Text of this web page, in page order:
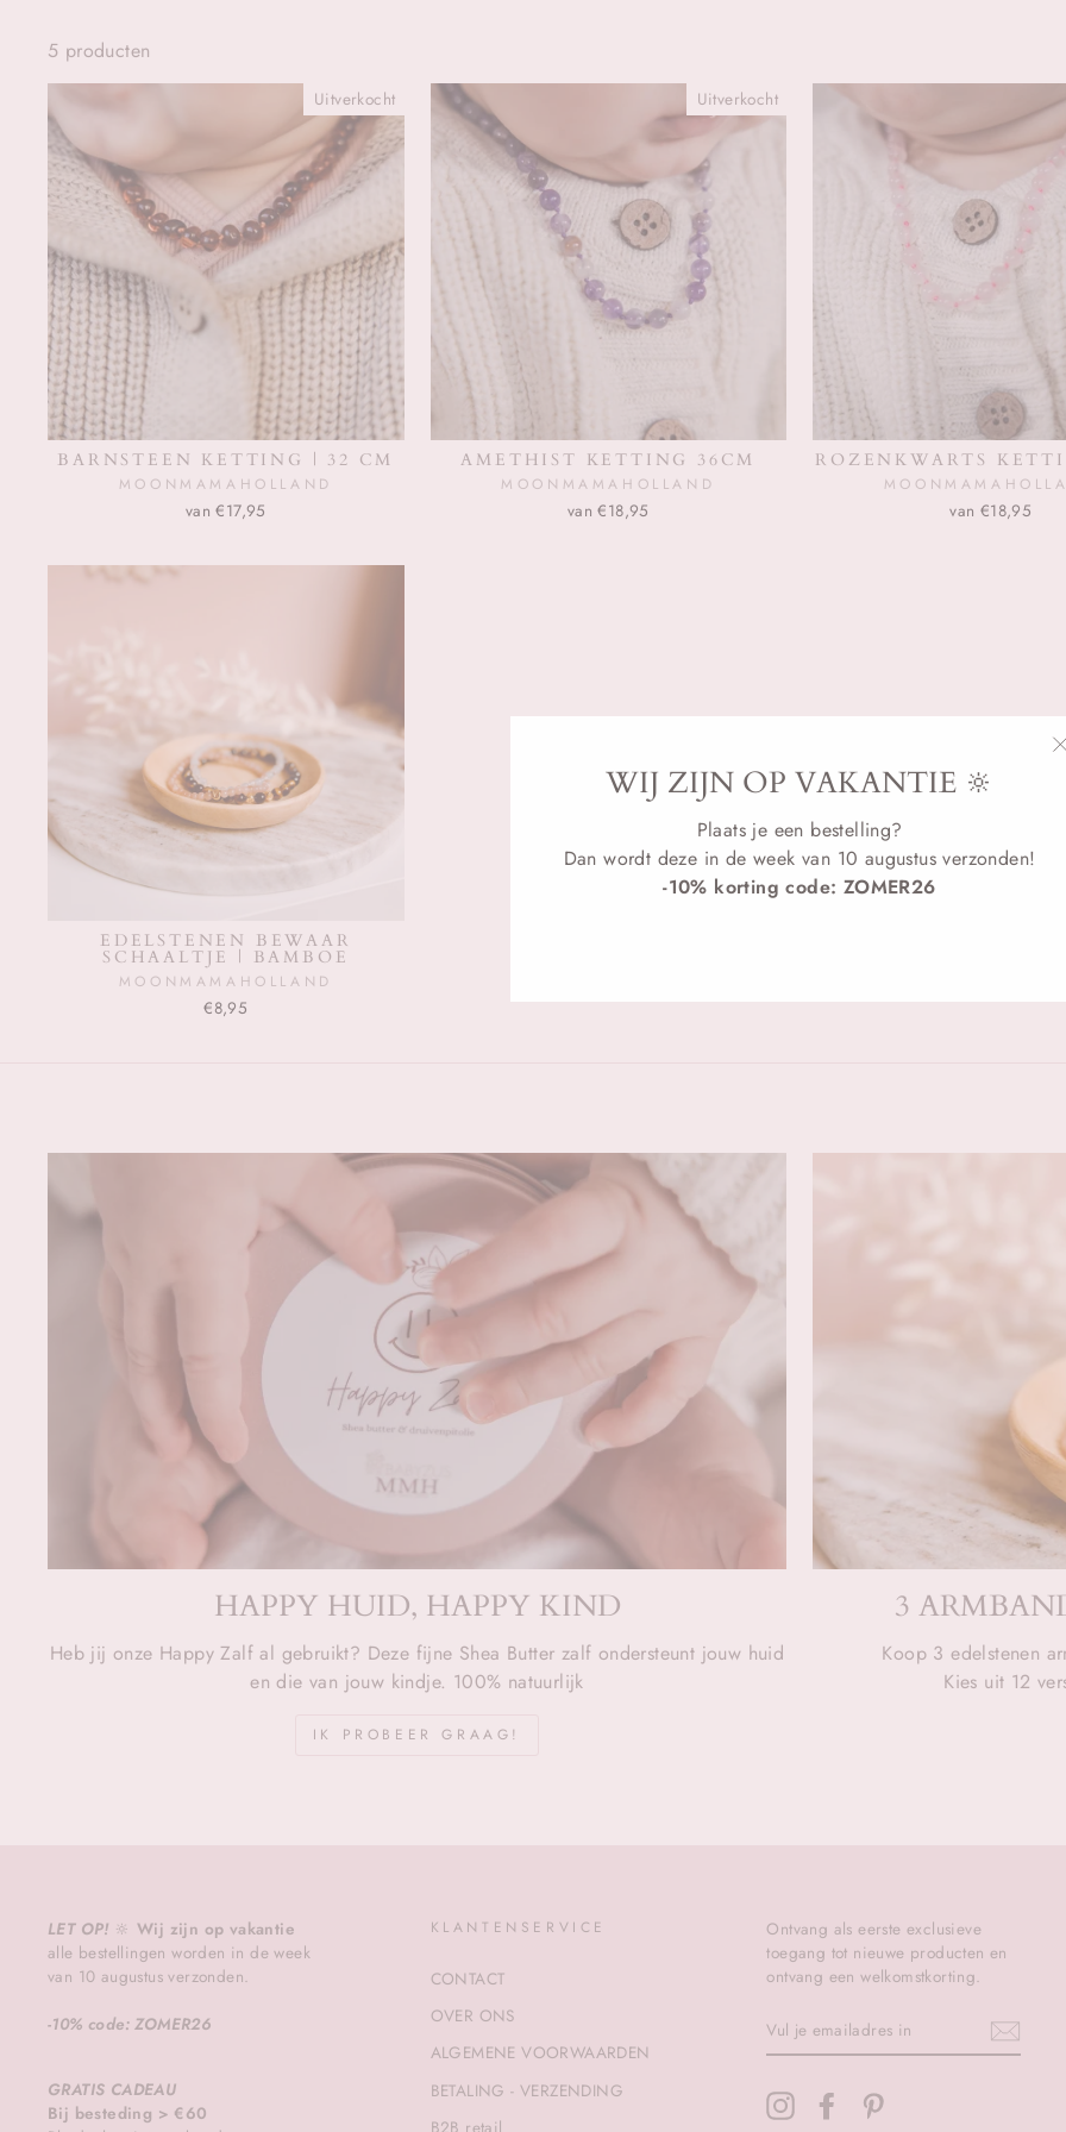
5 producten
Uitverkocht
BARNSTEEN KETTING | 32 CM
MOONMAMAHOLLAND
van €17,95
Uitverkocht
AMETHIST KETTING 36CM
MOONMAMAHOLLAND
van €18,95
ROZENKWARTS
van €18,95
EDELSTENEN BEWAAR
SCHAALTJE | BAMBOE
MOONMAMAHOLLAND
€8,95
HAPPY HUID, HAPPY KIND
Heb jij onze Happy Zalf al gebruikt? Deze fijne Shea Butter zalf ondersteunt jouw huid
en die van jouw kindje. 100% natuurlijk
IK PROBEER GRAAG!
3
Koop 3 edelstenen
Kies uit 12
LET OP! 🔆Wij zijn op vakantie
alle bestellingen worden in de week
van 10 augustus verzonden.
-10% code: ZOMER26
GRATIS CADEAU
Bij besteding > €60
KLANTENSERVICE
CONTACT
OVER ONS
ALGEMENE VOORWAARDEN
BETALING - VERZENDING
Ontvang als eerste exclusieve
toegang tot nieuwe producten en
ontvang een welkomstkorting.
JE
EMAILADRES
InstagramFacebook
WIJ ZIJN OP VAKANTIE 🔆
Plaats je een bestelling?
Dan wordt deze in de week van 10 augustus verzonden!
-10% korting code: ZOMER26